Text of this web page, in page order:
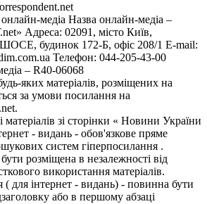
медіа Назва онлайн-медіа –
Адреса: 02091, місто Київ,
будинок 172-Б, офіс 208/1 E-mail:
Телефон: 044-205-43-00
– R40-06068
яких матеріалів, розміщених на
за умови посилання на
зі сторінки « Новини України
- видань - обов'язкове пряме
систем гіперпосилання .
розміщена в незалежності від
використання матеріалів.
( для інтернет - видань) - повинна бути
або в першому абзаці